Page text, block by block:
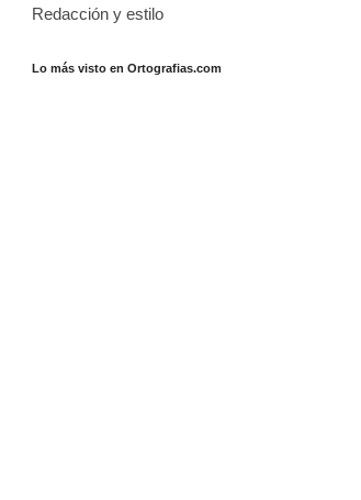
Redacción y estilo
Lo más visto en Ortografias.com